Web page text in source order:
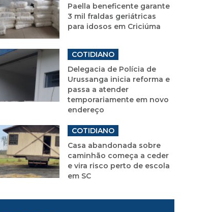
Paella beneficente garante
3 mil fraldas geriátricas
para idosos em Criciúma
COTIDIANO
Delegacia de Polícia de
Urussanga inicia reforma e
passa a atender
temporariamente em novo
endereço
COTIDIANO
Casa abandonada sobre
caminhão começa a ceder
e vira risco perto de escola
em SC